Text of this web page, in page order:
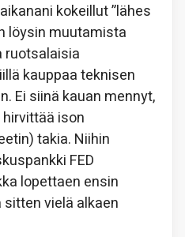
kokeillut ”lähes
löysin muutamista
kauppaa teknisen
Ei siinä kauan mennyt,
ison
takia. Niihin
FED
lopettaen ensin
vielä alkaen